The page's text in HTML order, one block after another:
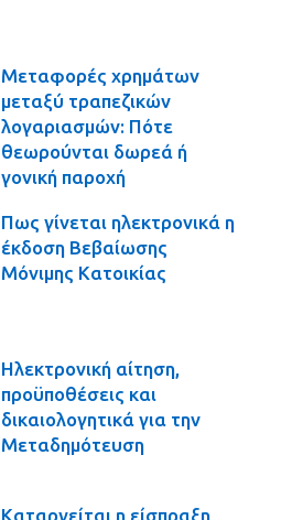
Μεταφορές χρημάτων
μεταξύ τραπεζικών
λογαριασμών: Πότε
θεωρούνται δωρεά ή
γονική παροχή
Πως γίνεται ηλεκτρονικά η
έκδοση Βεβαίωσης
Μόνιμης Κατοικίας
Ηλεκτρονική αίτηση,
προϋποθέσεις και
δικαιολογητικά για την
Μεταδημότευση
Καταργείται η είσπραξη